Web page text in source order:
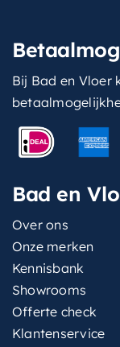
Bij Bad en Vloer
Bad en
Over ons
Onze merken
Kennisbank
Showrooms
Offerte check
Klantenservice